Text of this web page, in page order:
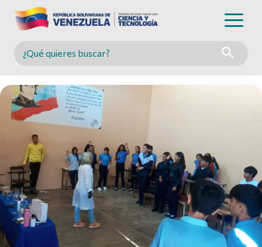
Buscar en MINCYT